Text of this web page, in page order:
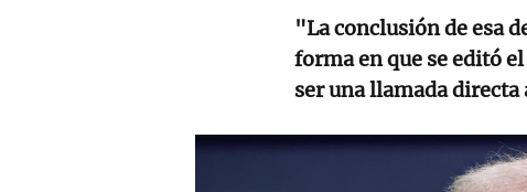
"La conclusión de esa
forma en que se editó
ser una llamada